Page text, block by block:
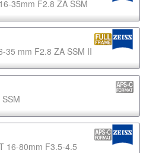
35mm F2.8 ZA SSM
35 mm F2.8 ZA SSM II
16-80mm F3.5-4.5